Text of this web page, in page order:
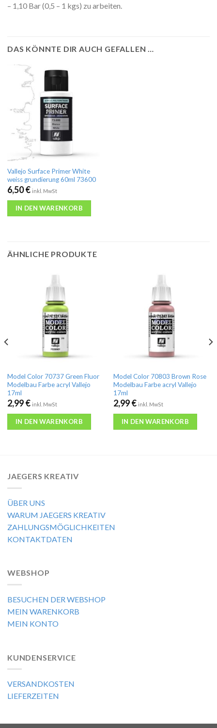
– 1,10 Bar (0,5 – 1 kgs) zu arbeiten.
DAS KÖNNTE DIR AUCH GEFALLEN …
Vallejo Surface Primer White
weiss grundierung 60ml 73600
6,50€ inkl. MwSt
IN DEN WARENKORB
ÄHNLICHE PRODUKTE
Model Color 70737 Green Fluor
Modelbau Farbe acryl Vallejo
17ml
2,99€ inkl. MwSt
IN DEN WARENKORB
Model Color 70803 Brown Rose
Modelbau Farbe acryl Vallejo
17ml
2,99€ inkl. MwSt
IN DEN WARENKORB
JAEGERS KREATIV
ÜBER UNS
WARUM JAEGERS KREATIV
ZAHLUNGSMÖGLICHKEITEN
KONTAKTDATEN
WEBSHOP
BESUCHEN DER WEBSHOP
MEIN WARENKORB
MEIN KONTO
KUNDENSERVICE
VERSANDKOSTEN
LIEFERZEITEN